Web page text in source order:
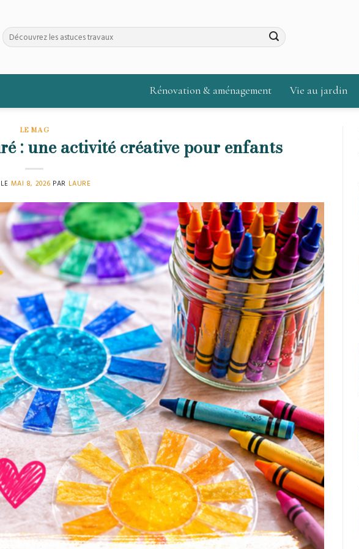
Rénovation & aménagement Vie au jardin
LE MAG
: une activité créative pour enfants
MAI 8, 2026 PAR LAURE